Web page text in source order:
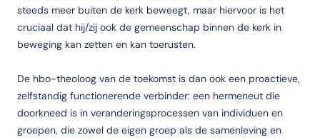
steeds meer buiten de kerk beweegt, maar hiervoor is het
cruciaal dat hij/zij ook de gemeenschap binnen de kerk in
beweging kan zetten en kan toerusten.
De hbo-theoloog van de toekomst is dan ook een proactieve,
zelfstandig functionerende verbinder: een hermeneut die
doorkneed is in veranderingsprocessen van individuen en
groepen, die zowel de eigen groep als de samenleving en